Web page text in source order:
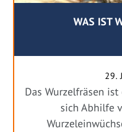
WAS IST
29.
Das Wurzelfräsen
sich Abhilfe